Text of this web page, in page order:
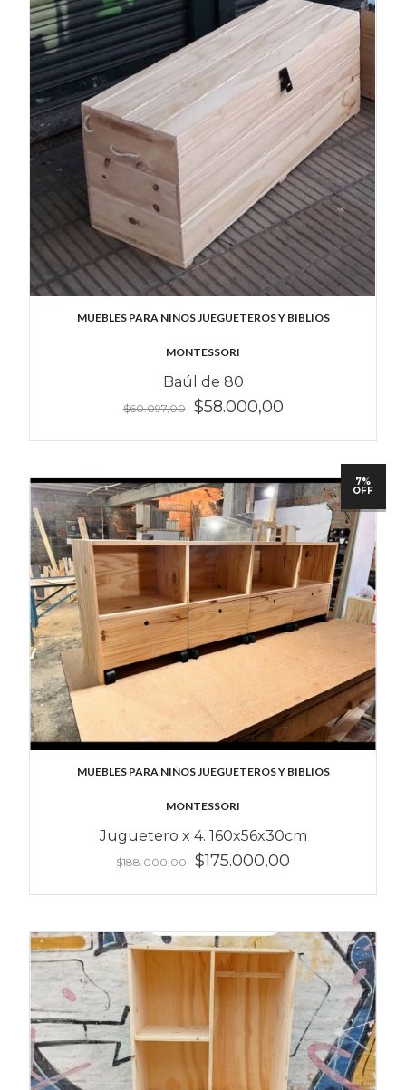
MUEBLES PARA NIÑOS JUEGUETEROS Y BIBLIOS
MONTESSORI
Baúl de 80
$60.097,00 $58.000,00
7%
OFF
MUEBLES PARA NIÑOS JUEGUETEROS Y BIBLIOS
MONTESSORI
Juguetero x 4. 160x56x30cm
$188.000,00 $175.000,00